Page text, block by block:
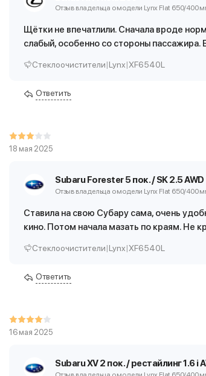
Отзыв владельца о модели Lynx Flat 650/400
Щётки не впечатлили. Сначала вроде
слабый, особенно со стороны пассажира.
Стеклоочистители|Lynx|XF6540L
Ответить
18 мая 2025
Subaru Forester 5 пок. / SK 2.5 AWD
Отзыв владельца о модели Lynx Flat 650/400
Ставила на свою Субару сама, очень
кино. Потом начала мазать по краям. Не
Стеклоочистители|Lynx|XF6540L
Ответить
16 мая 2025
Subaru XV 2 пок. / рестайлинг 1.6 i